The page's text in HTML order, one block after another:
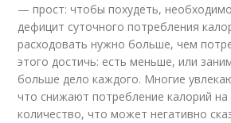
— прост: чтобы похудеть,
дефицит суточного потребления
расходовать нужно больше, чем
этого достичь: есть меньше, или
больше дело каждого. Многие
что снижают потребление калорий на
количество, что может негативно